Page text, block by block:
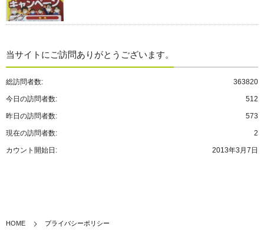
当サイトにご訪問ありがとうございます。
363820
総訪問者数:
512
今日の訪問者数:
573
昨日の訪問者数:
2
現在の訪問者数:
2013年3月7日
カウント開始日:
HOME プライバシーポリシー